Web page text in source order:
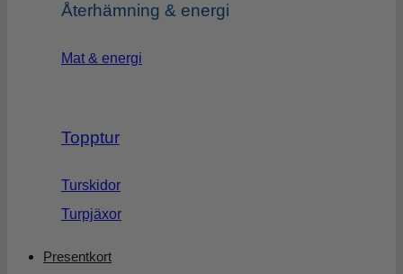
Återhämning & energi
Mat & energi
Topptur
Turskidor
Turpjäxor
Presentkort